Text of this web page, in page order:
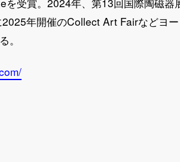
年開催のCollect Art Fairなどヨ
。